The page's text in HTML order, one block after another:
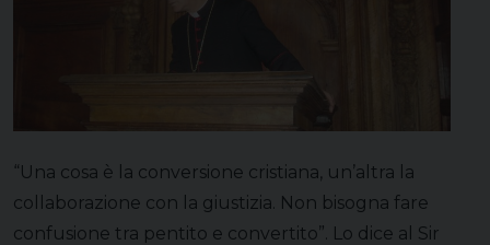
“Una cosa è la conversione cristiana, un’altra la
collaborazione con la giustizia. Non bisogna fare
confusione tra pentito e convertito”. Lo dice al Sir